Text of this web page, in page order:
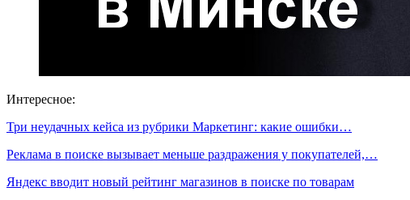
Интересное:
Три неудачных кейса из рубрики Маркетинг: какие ошибки…
Реклама в поиске вызывает меньше раздражения у покупателей,…
Яндекс вводит новый рейтинг магазинов в поиске по товарам